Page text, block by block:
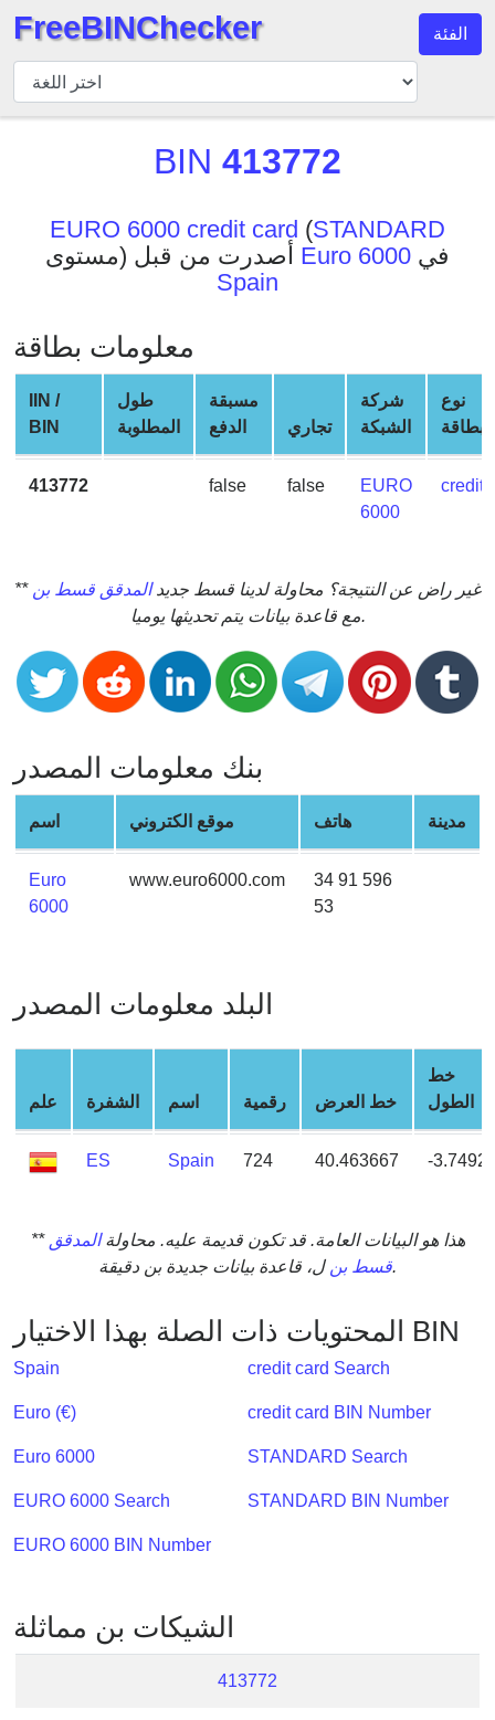
مدقق
BIN
BIN
BIN
Generator
BIN
Checker
v2
BIN
CC
Banks
Card
Validator
Generator
Random
Credit
Card
Generator
from
Card
Checker
Service
Address
?
IP
Lookup
IP
Checker
Validator
FreeBINChecker الفئة
BIN 413772
EURO 6000 credit card (STANDARD
Euro 6000 في
Spain
معلومات بطاقة
IIN /
BIN
طول
المطلوبة
مسبقة
الدفع
تجاري
شركة
الشبكة
نوع
البطاقة
413772 false false
EURO
6000
credit
** غير راض عن النتيجة؟ محاولة لدينا قسط جديدالمدقق قسط بن
مع قاعدة بيانات يتم تحديثها يوميا.
بنك معلومات المصدر
اسم موقع الكتروني هاتف مدينة
Euro
6000
www.euro6000.com
34 91 596
53
البلد معلومات المصدر
علم الشفرة اسم رقمية خط العرض
خط
الطول
ES Spain 724 40.463667 -
** هذا هو البيانات العامة. قد تكون قديمة عليه. محاولةالمدقق
قسط بنل، قاعدة بيانات جديدة بن دقيقة.
المحتويات ذات الصلة بهذا الاختيار BIN
Spain
Euro (€)
Euro 6000
EURO 6000 Search
EURO 6000 BIN Number
credit card Search
credit card BIN Number
STANDARD Search
STANDARD BIN Number
الشيكات بن مماثلة
413772